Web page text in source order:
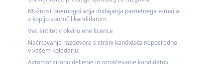
Možnost onemogočanja dodajanja pametnega e-maila
v kopijo sporočil kandidatom
Vec entitet v okviru ene licence
Načrtovanje razgovora s strani kandidata neposredno
v vašem koledarju
Avtomatizirano deljenje in označevanje kandidatov